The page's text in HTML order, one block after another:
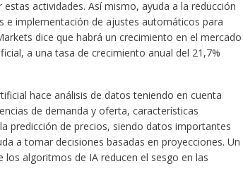
actividades. Así mismo, ayuda a la reducción
e implementación de ajustes automáticos para
dice que habrá un crecimiento en el mercado
a una tasa de crecimiento anual del 21,7%
hace análisis de datos teniendo en cuenta
de demanda y oferta, características
predicción de precios, siendo datos importantes
a tomar decisiones basadas en proyecciones. Un
algoritmos de IA reducen el sesgo en las